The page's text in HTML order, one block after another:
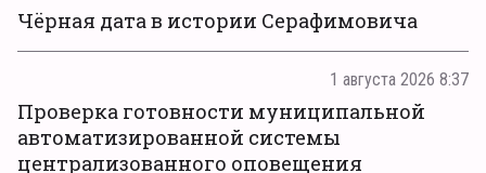
Чёрная дата в истории Серафимовича
1 августа 2026 8:37
Проверка готовности муниципальной
автоматизированной системы
централизованного оповещения